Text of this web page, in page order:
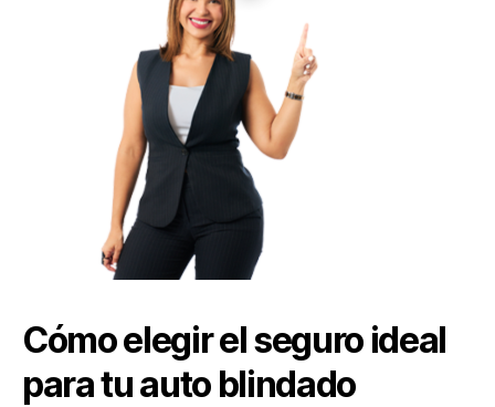
Cómo elegir el seguro ideal
para tu auto blindado